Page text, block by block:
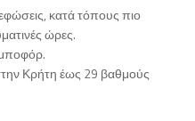
κατά τόπους πιο
ώρες.
μποφόρ.
Κρήτη έως 29 βαθμούς